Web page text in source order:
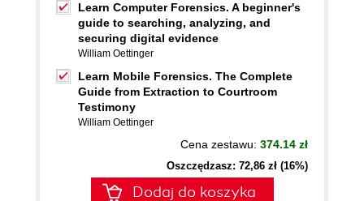
Learn Computer Forensics. A beginner's
guide to searching, analyzing, and
securing digital evidence
William Oettinger
Learn Mobile Forensics. The Complete
Guide from Extraction to Courtroom
Testimony
William Oettinger
Cena zestawu: 374.14 zł
Oszczędzasz: 72,86 zł (16%)
Dodaj do koszyka